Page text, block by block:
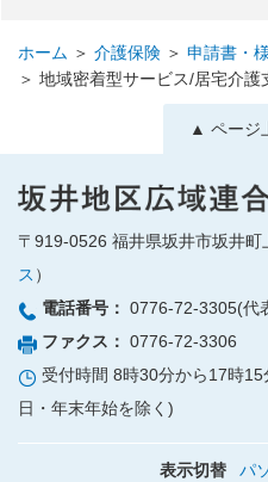
ホーム ＞ 介護保険 ＞ 申請書・
＞ 地域密着型サービス/居宅介護
▲ ページ
〒919-0526 福井県坂井市坂井町
ス ）
電話番号： 0776-72-3305(代
ファクス： 0776-72-3306
受付時間 8時30分から17時
日・年末年始を除く)
表示切替 パ